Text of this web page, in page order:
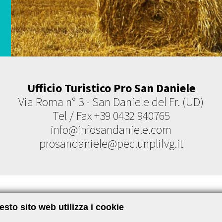
Ufficio Turistico Pro San Daniele
Via Roma n° 3 - San Daniele del Fr. (UD)
Tel / Fax +39 0432 940765
info@infosandaniele.com
prosandaniele@pec.unplifvg.it
dal Circolo Fotografico
sito web utilizza i cookie